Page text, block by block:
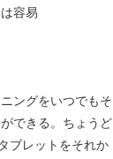
容易
ングをいつでもそ
できる。ちょうど
ブレットをそれか